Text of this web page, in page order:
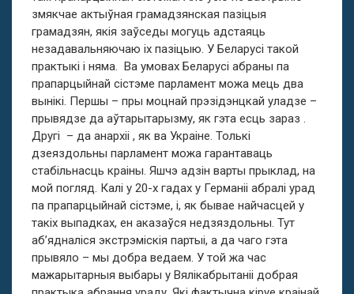
змякчае актыўная грамадзянская пазіцыя
грамадзян, якія заўседы могуць адстаяць
незадавальняючаю іх пазіцыю. У Беларусі такой
практыкі і няма. Ва умовах Беларусі абраны па
прапарцыйнай сістэме парламент можа мець два
вынікі. Першы – пры моцнай прэзідэнцкай уладзе –
прывядзе да аўтарытарызму, як гэта есць зараз .
Другі – да анархіі , як ва Украіне. Толькі
дзеяздольны парламент можа гарантаваць
стабільнасць краіны. Яшчэ адзін варты прыклад, на
мой погляд. Калі у 20-х гадах у Германіі абралі урад
па прапарцыйнай сістэме, і, як бывае найчасцей у
такіх выпадках, ен аказаўся недзяздольны. Тут
аб’ядналіся экстрэміскія партыі, а да чаго гэта
прывяло – мы добра ведаем. У той жа час
мажарытарныя выбары у Вялікабрытаніі добрая